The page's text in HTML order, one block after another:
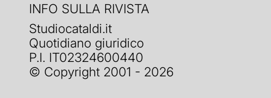
INFO SULLA RIVISTA
Studiocataldi.it
Quotidiano giuridico
P.I. IT02324600440
© Copyright 2001 - 2026